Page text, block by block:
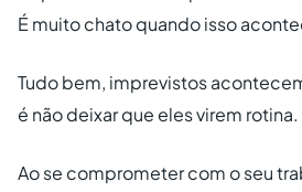
É muito chato quando isso
Tudo bem, imprevistos
é não deixar que eles virem rotina.
Ao se comprometer com o seu